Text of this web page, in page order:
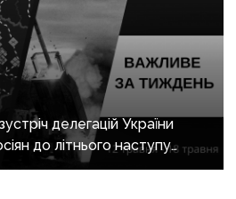
делегацій України
до літнього наступу
важливе за тиждень